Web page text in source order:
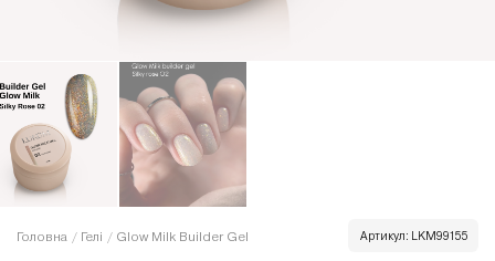
Головна / Гелі / Glow Milk Builder Gel Артикул: LKM99155